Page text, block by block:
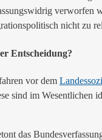
verworfen
nicht zu
Entscheidung?
vor dem
sind im Wesentlichen
das